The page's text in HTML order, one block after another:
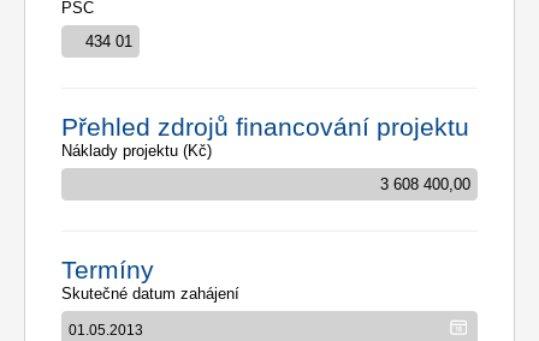
PSČ
Přehled zdrojů financování projektu
Náklady projektu (Kč)
Termíny
Skutečné datum zahájení